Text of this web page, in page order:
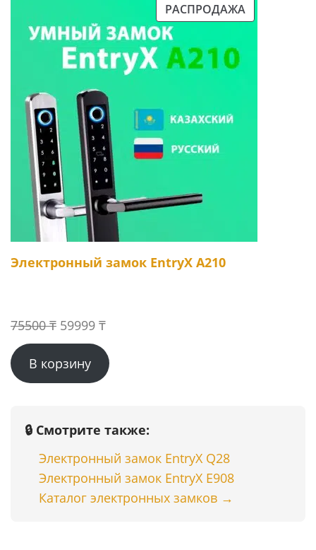
РАСПРОДАЖА
ПРОДАВАЕМЫЙ
ТОВАР
Электронный замок EntryX A210
75500₸ Первоначальная
цена
составляла
75500 ₸.
59999 ₸Текущая
59999 ₸.
В корзину
🔒 Смотрите также:
Электронный замок EntryX Q28
Электронный замок EntryX E908
Каталог электронных замков →